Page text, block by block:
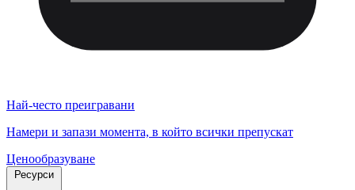
Най-често преигравани
Намери и запази момента, в който всички препускат
Ценообразуване
Ресурси